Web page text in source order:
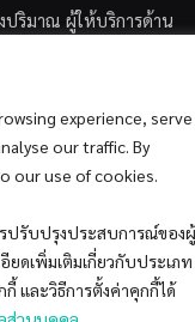
experience, serve
our traffic. By
our use of cookies.
ปรับปรุงประสบการณ์ของผู้
ยดเพิ่มเติมเกี่ยวกับประเภท
กี้ และวิธีการตั้งค่าคุกกี้ได้
ปริมาณ ผู้ให้บริการด้าน
ให้นักลงทุนไทย
างเป็นระบบแบบ